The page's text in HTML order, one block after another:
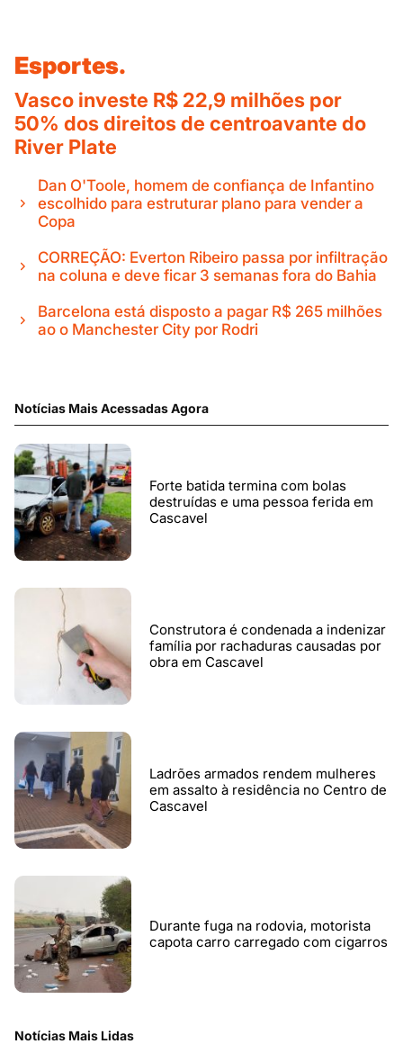
Esportes.
Vasco investe R$ 22,9 milhões por
50% dos direitos de centroavante do
River Plate
Dan O'Toole, homem de confiança de Infantino
escolhido para estruturar plano para vender a
Copa
CORREÇÃO: Everton Ribeiro passa por infiltração
na coluna e deve ficar 3 semanas fora do Bahia
Barcelona está disposto a pagar R$ 265 milhões
ao o Manchester City por Rodri
Notícias Mais Acessadas Agora
Forte batida termina com bolas
destruídas e uma pessoa ferida em
Cascavel
Construtora é condenada a indenizar
família por rachaduras causadas por
obra em Cascavel
Ladrões armados rendem mulheres
em assalto à residência no Centro de
Cascavel
Durante fuga na rodovia, motorista
capota carro carregado com cigarros
Notícias Mais Lidas